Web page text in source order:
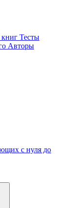
Тесты
Авторы
с нуля до